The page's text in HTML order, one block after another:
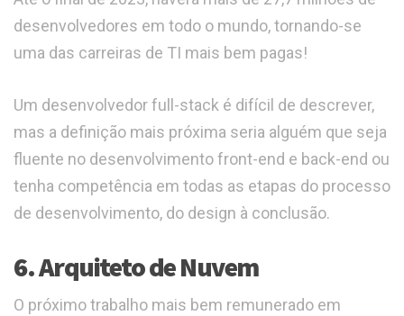
desenvolvedores em todo o mundo, tornando-se
uma das carreiras de TI mais bem pagas!
Um desenvolvedor full-stack é difícil de descrever,
mas a definição mais próxima seria alguém que seja
fluente no desenvolvimento front-end e back-end ou
tenha competência em todas as etapas do processo
de desenvolvimento, do design à conclusão.
6. Arquiteto de Nuvem
O próximo trabalho mais bem remunerado em